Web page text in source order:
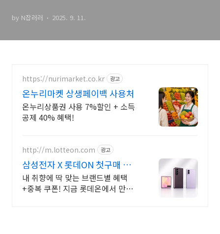
by N잡러러 2025. 9. 11.
https://nurimarket.co.kr 광고
온누리마켓 상생페이백 사용처
온누리상품권 사용 7%할인 + 소득
공제 40% 혜택!
http://m.lotteon.com 광고
삼성전자 X 롯데ON 첫구매 최
대 5천원 혜택!
내 취향에 딱 맞는 브랜드별 혜택
+중복 쿠폰! 지금 롯데온에서 만나